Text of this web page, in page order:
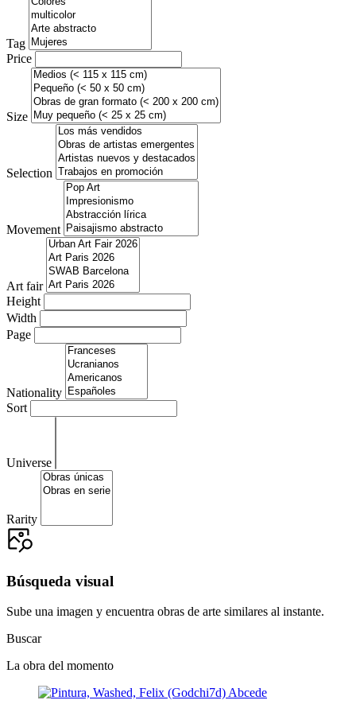
Tag
Price
Size
Selection
Movement
Art fair
Height
Width
Page
Nationality
Sort
Universe
Rarity
Búsqueda visual
Sube una imagen y encuentra obras de arte similares al instante.
Buscar
La obra del momento